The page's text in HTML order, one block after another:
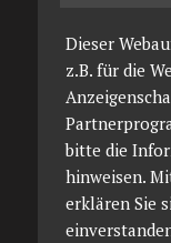
Dieser
z.B. für die
bitte die
hinweisen.
erklären Sie